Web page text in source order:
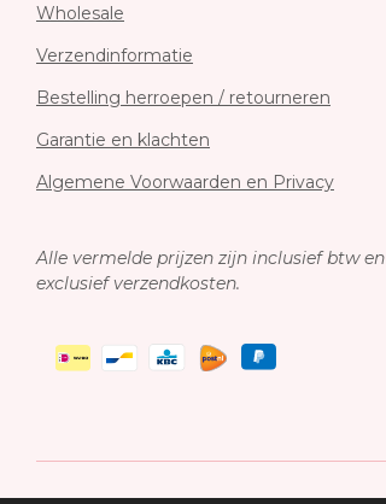
Wholesale
Verzendinformatie
Bestelling herroepen / retourneren
Garantie en klachten
Algemene Voorwaarden en Privacy
Alle vermelde prijzen zijn inclusief btw en
exclusief verzendkosten.